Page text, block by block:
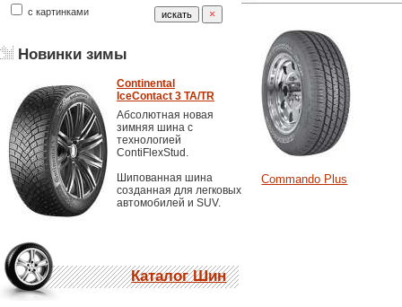
с картинками
Новинки зимы
Continental
IceContact 3 TA/TR
Абсолютная новая
зимняя шина с
технологией
ContiFlexStud.
Шипованная шина
созданная для легковых
автомобилей и SUV.
Каталог Шин
Commando Plus